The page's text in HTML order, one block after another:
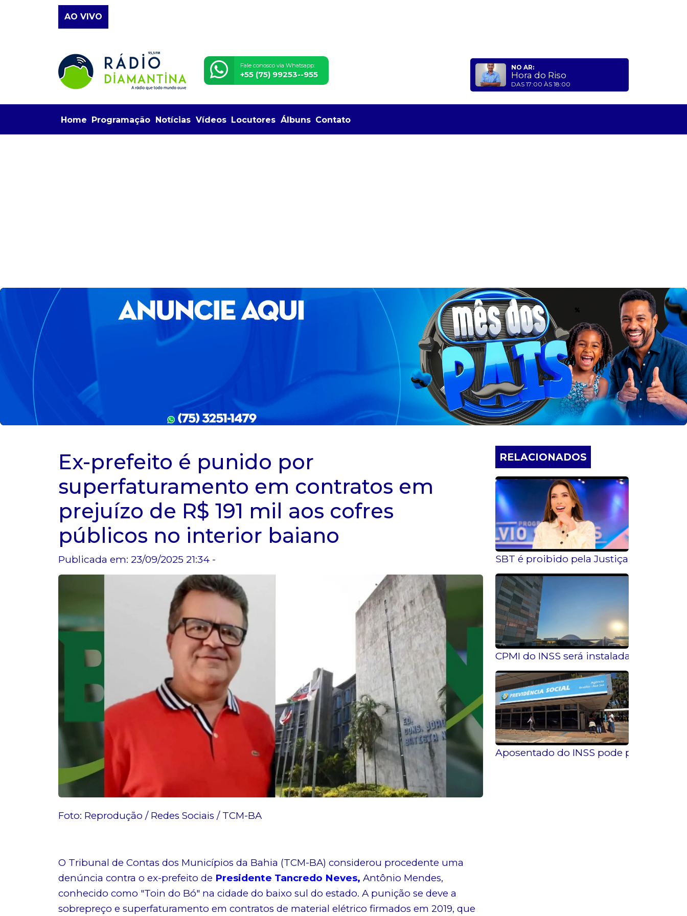
AO VIVO
Fale conosco via Whatsapp:
+55 (75) 99253--955
NO AR:
Hora do Riso
DAS 17:00 ÀS 18:00
Home Programação Notícias Vídeos Locutores Álbuns Contato
Ex-prefeito é punido por
superfaturamento em contratos em
prejuízo de R$ 191 mil aos cofres
públicos no interior baiano
Publicada em: 23/09/2025 21:34 -
Foto: Reprodução / Redes Sociais / TCM-BA
O Tribunal de Contas dos Municípios da Bahia (TCM-BA) considerou procedente uma
denúncia contra o ex-prefeito de Presidente Tancredo Neves, Antônio Mendes,
conhecido como "Toin do Bó" na cidade do baixo sul do estado. A punição se deve a
sobrepreço e superfaturamento em contratos de material elétrico firmados em 2019, que
RELACIONADOS
SBT é proibido pela Justiça de
CPMI do INSS será instalada nesta
Aposentado do INSS pode pedir